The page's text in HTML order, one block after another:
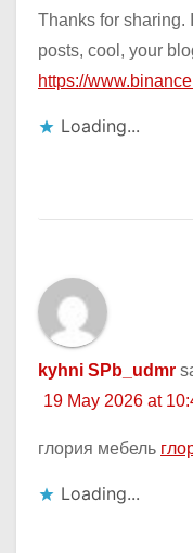
Thanks for sharing.
posts, cool, your
https://
Loading...
kyhni SPb_udmr
19 May 2026 at
глория мебель
Loading...